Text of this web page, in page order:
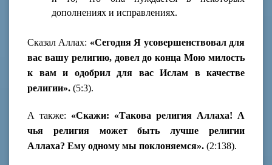
дополнениях и исправлениях.
Сказал Аллах: «Сегодня Я усовершенствовал для
вас вашу религию, довел до конца Мою милость
к вам и одобрил для вас Ислам в качестве
религии». (5:3).
А также: «Скажи: «Такова религия Аллаха! А
чья религия может быть лучше религии
Аллаха? Ему одному мы поклоняемся». (2:138).